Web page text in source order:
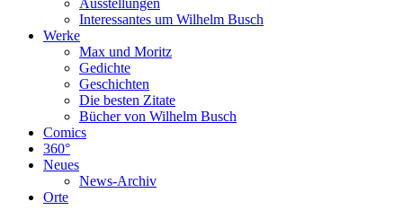
Ausstellungen
Interessantes um Wilhelm Busch
Werke
Max und Moritz
Gedichte
Geschichten
Die besten Zitate
Bücher von Wilhelm Busch
Comics
360°
Neues
News-Archiv
Orte